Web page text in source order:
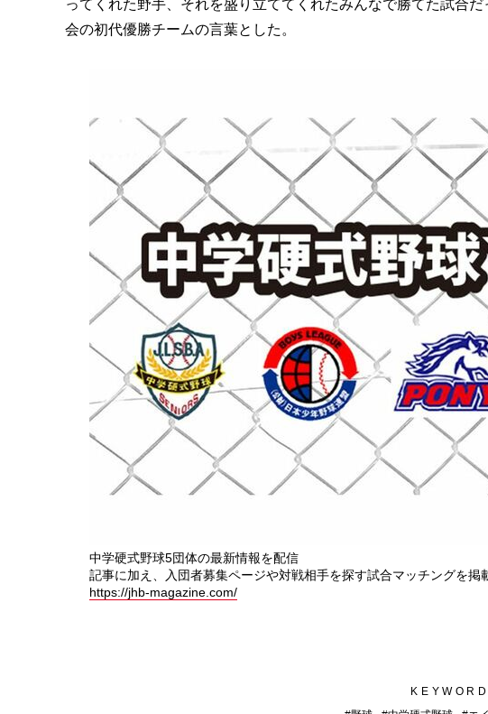
ってくれた野手、それを盛り立ててくれたみんなで勝てた試合
会の初代優勝チームの言葉とした。
中学硬式野球5団体の最新情報を配信
記事に加え、入団者募集ページや対戦相手を探す試合マッチングを掲
https://jhb-magazine.com/
KEYWORD